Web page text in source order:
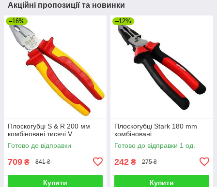
Акційні пропозиції та новинки
–16%
Плоскогубці S & R 200 мм
комбіновані тисячі V
Готово до відправки
709 ₴ 841 ₴
Купити
–12%
Плоскогубці Stark 180 mm
комбіновані
Готово до відправки 1 од.
242 ₴ 275 ₴
Купити